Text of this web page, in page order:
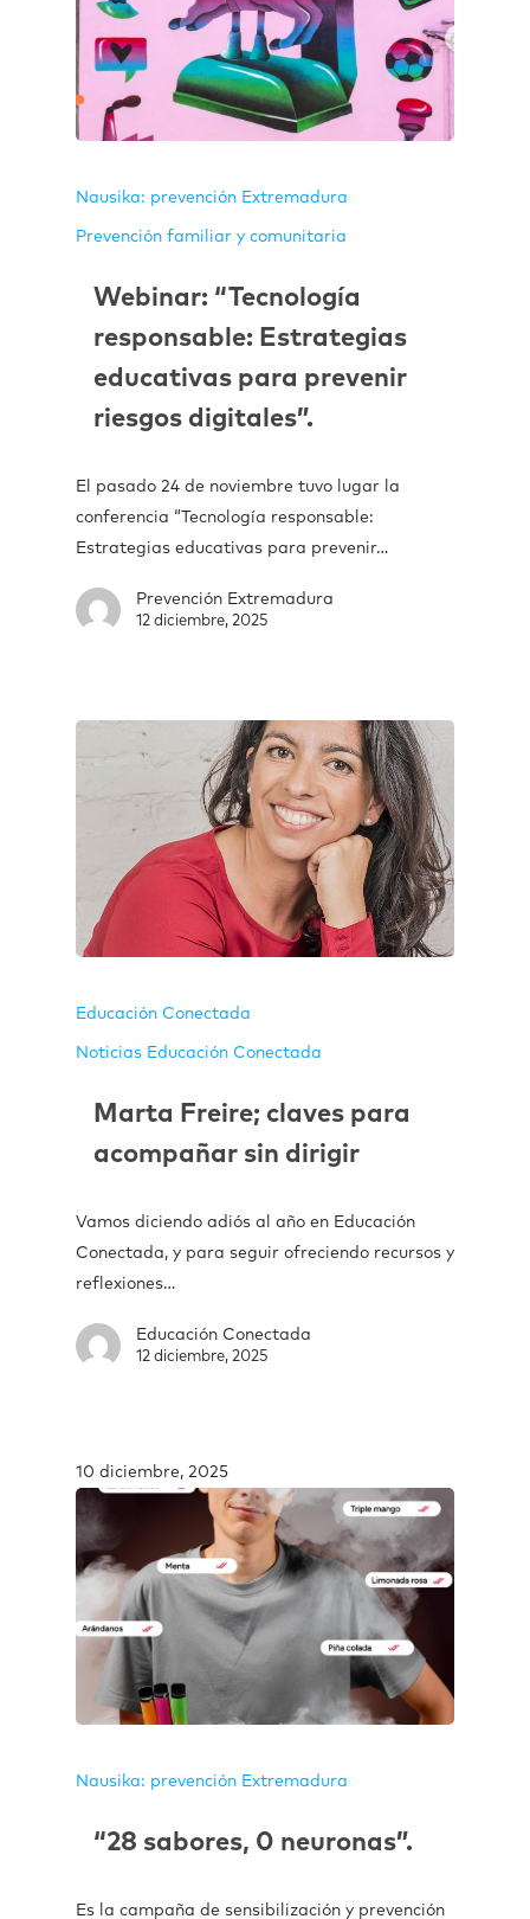
Nausika: prevención Extremadura
Prevención familiar y comunitaria
Webinar: “Tecnología
responsable: Estrategias
educativas para prevenir
riesgos digitales”.
El pasado 24 de noviembre tuvo lugar la
conferencia “Tecnología responsable:
Estrategias educativas para prevenir…
Prevención Extremadura
12 diciembre, 2025
Educación Conectada
Noticias Educación Conectada
Marta Freire; claves para
acompañar sin dirigir
Vamos diciendo adiós al año en Educación
Conectada, y para seguir ofreciendo recursos y
reflexiones…
Educación Conectada
12 diciembre, 2025
10 diciembre, 2025
Nausika: prevención Extremadura
“28 sabores, 0 neuronas”.
Es la campaña de sensibilización y prevención